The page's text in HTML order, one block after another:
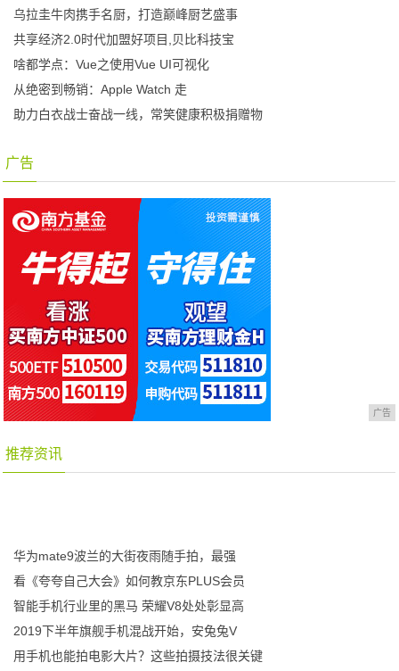
乌拉圭牛肉携手名厨，打造巅峰厨艺盛事
共享经济2.0时代加盟好项目,贝比科技宝
啥都学点：Vue之使用Vue UI可视化
从绝密到畅销：Apple Watch 走
助力白衣战士奋战一线，常笑健康积极捐赠物
广告
广告
推荐资讯
华为mate9波兰的大街夜雨随手拍，最强
看《夸夸自己大会》如何教京东PLUS会员
智能手机行业里的黑马 荣耀V8处处彰显高
2019下半年旗舰手机混战开始，安兔兔V
用手机也能拍电影大片？这些拍摄技法很关键